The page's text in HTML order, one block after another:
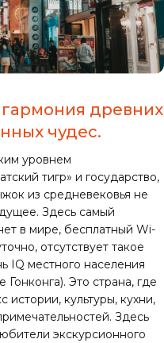
древних
чудес.
уровнем
тигр» и государство,
из средневековья не
Здесь самый
в мире, бесплатный Wi-
отсутствует такое
IQ местного населения
Это страна, где
истории, культуры, кухни,
Здесь
экскурсионного